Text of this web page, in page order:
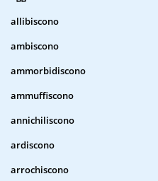
allibiscono
ambiscono
ammorbidiscono
ammuffiscono
annichiliscono
ardiscono
arrochiscono